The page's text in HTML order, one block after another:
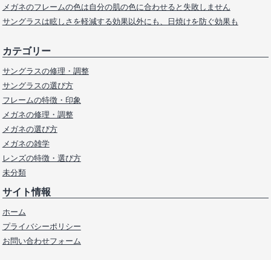
メガネのフレームの色は自分の肌の色に合わせると失敗しません
サングラスは眩しさを軽減する効果以外にも、日焼けを防ぐ効果も
カテゴリー
サングラスの修理・調整
サングラスの選び方
フレームの特徴・印象
メガネの修理・調整
メガネの選び方
メガネの雑学
レンズの特徴・選び方
未分類
サイト情報
ホーム
プライバシーポリシー
お問い合わせフォーム